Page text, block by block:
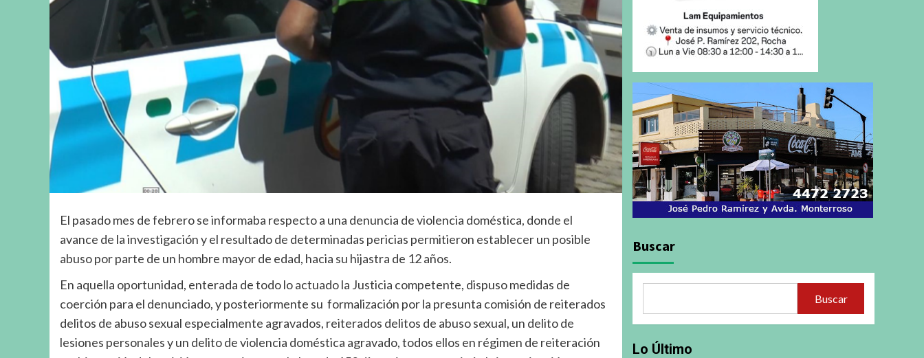
El pasado mes de febrero se informaba respecto a una denuncia de violencia doméstica, donde el
avance de la investigación y el resultado de determinadas pericias permitieron establecer un posible
abuso por parte de un hombre mayor de edad, hacia su hijastra de 12 años.
En aquella oportunidad, enterada de todo lo actuado la Justicia competente, dispuso medidas de
coerción para el denunciado, y posteriormente su formalización por la presunta comisión de reiterados
delitos de abuso sexual especialmente agravados, reiterados delitos de abuso sexual, un delito de
lesiones personales y un delito de violencia doméstica agravado, todos ellos en régimen de reiteración
Buscar
Buscar
Lo Último